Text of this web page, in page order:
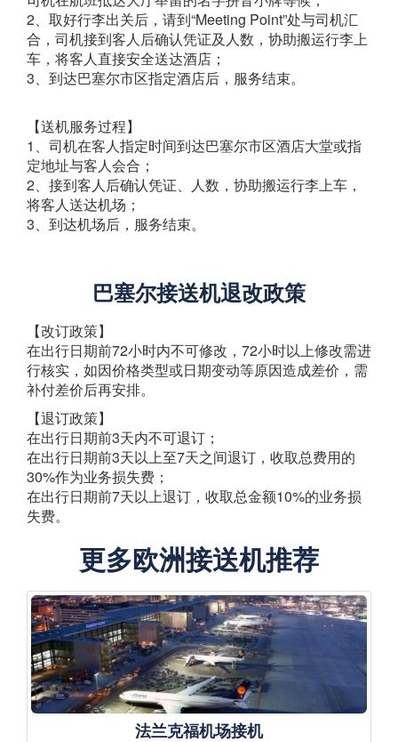
2、取好行李出关后，请到“Meeting Point”处与司机汇
合，司机接到客人后确认凭证及人数，协助搬运行李上
车，将客人直接安全送达酒店；
3、到达巴塞尔市区指定酒店后，服务结束。
【送机服务过程】
1、司机在客人指定时间到达巴塞尔市区酒店大堂或指
定地址与客人会合；
2、接到客人后确认凭证、人数，协助搬运行李上车，
将客人送达机场；
3、到达机场后，服务结束。
巴塞尔接送机退改政策
【改订政策】
在出行日期前72小时内不可修改，72小时以上修改需进
行核实，如因价格类型或日期变动等原因造成差价，需
补付差价后再安排。
【退订政策】
在出行日期前3天内不可退订；
在出行日期前3天以上至7天之间退订，收取总费用的
30%作为业务损失费；
在出行日期前7天以上退订，收取总金额10%的业务损
失费。
更多欧洲接送机推荐
法兰克福机场接机